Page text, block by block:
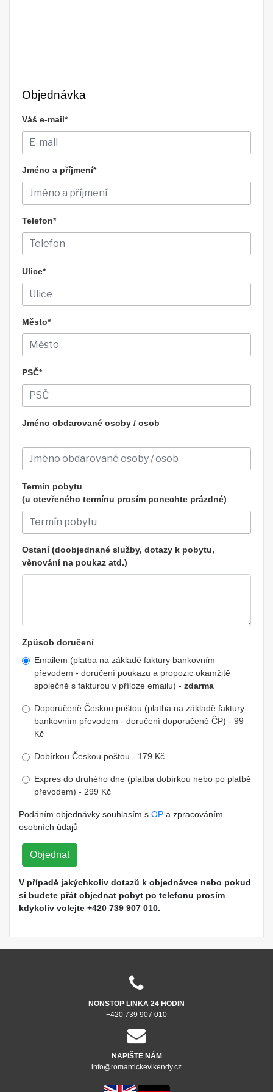
Objednávka
Váš e-mail*
Jméno a příjmení*
Telefon*
Ulice*
Město*
PSČ*
Jméno obdarované osoby / osob
Termín pobytu
(u otevřeného termínu prosím ponechte prázdné)
Ostaní (doobjednané služby, dotazy k pobytu,
věnování na poukaz atd.)
Způsob doručení
Emailem (platba na základě faktury bankovním
převodem - doručení poukazu a propozic okamžitě
společně s fakturou v příloze emailu) - zdarma
Doporučeně Českou poštou (platba na základě faktury
bankovním převodem - doručení doporučeně ČP) - 99
Kč
Dobírkou Českou poštou - 179 Kč
Expres do druhého dne (platba dobírkou nebo po platbě
převodem) - 299 Kč
Podáním objednávky souhlasím s OP a zpracováním
osobních údajů
Objednat
V případě jakýchkoliv dotazů k objednávce nebo pokud
si budete přát objednat pobyt po telefonu prosím
kdykoliv volejte +420 739 907 010.
NONSTOP LINKA 24 HODIN
+420 739 907 010
NAPIŠTE NÁM
info@romantickevikendy.cz